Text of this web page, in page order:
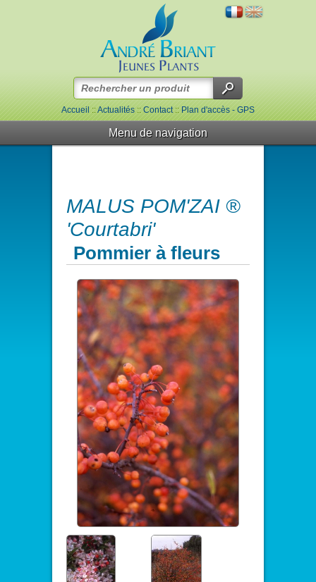
Accueil::Actualités::Contact::Plan d'accès - GPS
Menu de navigation
MALUS POM'ZAI ®
'Courtabri'
Pommier à fleurs